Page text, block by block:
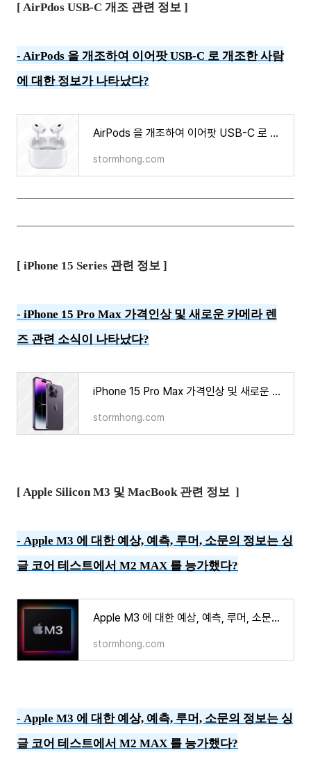
[ AirPdos USB-C 개조 관련 정보 ]
- AirPods 을 개조하여 이어팟 USB-C 로 개조한 사람
에 대한 정보가 나타났다?
AirPods 을 개조하여 이어팟 USB-C 로 개조한 사람에 대한 정보가 나타났다?
stormhong.com
[ iPhone 15 Series 관련 정보 ]
- iPhone 15 Pro Max 가격인상 및 새로운 카메라 렌
즈 관련 소식이 나타났다?
iPhone 15 Pro Max 가격인상 및 새로운 카메라 렌즈 관련 소식이 나타났다?
stormhong.com
[ Apple Silicon M3 및 MacBook 관련 정보 ]
- Apple M3 에 대한 예상, 예측, 루머, 소문의 정보는 싱
글 코어 테스트에서 M2 MAX 를 능가했다?
Apple M3 에 대한 예상, 예측, 루머, 소문의 정보는 싱글 코어 테스트에서 M2 MAX 를 능가했다?
stormhong.com
- Apple M3 에 대한 예상, 예측, 루머, 소문의 정보는 싱
글 코어 테스트에서 M2 MAX 를 능가했다?